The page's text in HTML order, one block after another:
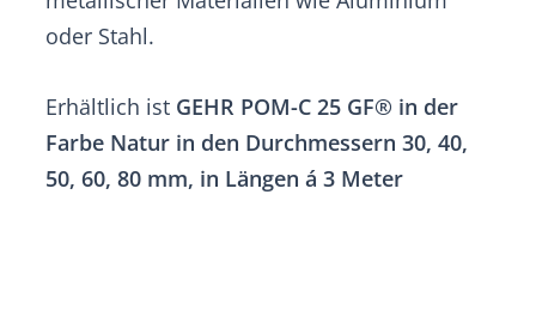
oder Stahl.
Erhältlich ist GEHR POM-C 25 GF® in der
Farbe Natur in den Durchmessern 30, 40,
50, 60, 80 mm, in Längen á 3 Meter